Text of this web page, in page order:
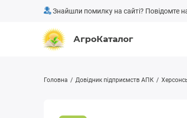
Знайшли помилку на сайті? Повідомте
АгроКаталог
Головна Довідник підприємств АПК